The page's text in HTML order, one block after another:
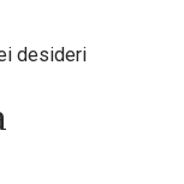
desideri